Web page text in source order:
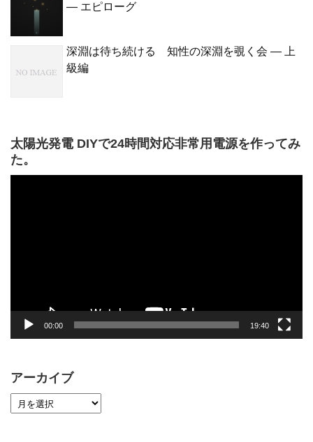
— エピローグ
深淵は待ち続ける 知性の深淵を覗く会 — 上
級編
太陽光発電 DIYで24時間対応非常用電源を作ってみ
た。
00:00 19:40
アーカイブ